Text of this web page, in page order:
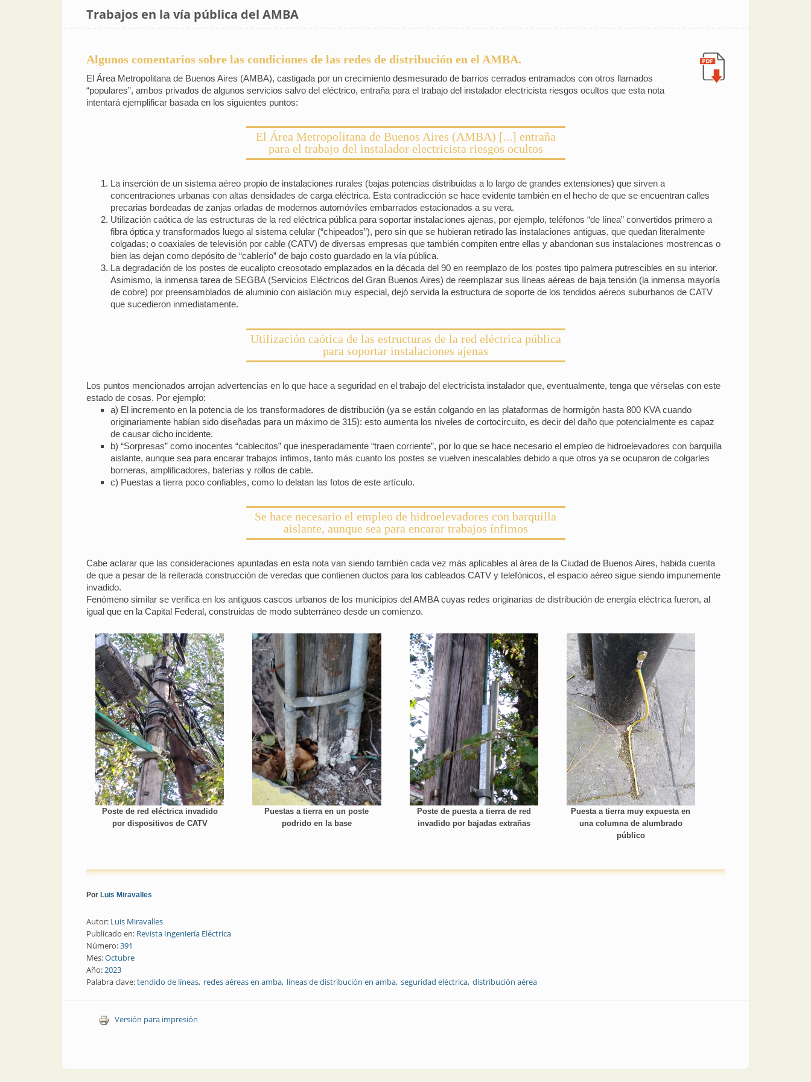
Trabajos en la vía pública del AMBA
Algunos comentarios sobre las condiciones de las redes de distribución en el AMBA.
El Área Metropolitana de Buenos Aires (AMBA), castigada por un crecimiento desmesurado de barrios cerrados entramados con otros llamados
“populares”, ambos privados de algunos servicios salvo del eléctrico, entraña para el trabajo del instalador electricista riesgos ocultos que esta nota
intentará ejemplificar basada en los siguientes puntos:
El Área Metropolitana de Buenos Aires (AMBA) [...] entraña
para el trabajo del instalador electricista riesgos ocultos
La inserción de un sistema aéreo propio de instalaciones rurales (bajas potencias distribuidas a lo largo de grandes extensiones) que sirven a
concentraciones urbanas con altas densidades de carga eléctrica. Esta contradicción se hace evidente también en el hecho de que se encuentran calles
precarias bordeadas de zanjas orladas de modernos automóviles embarrados estacionados a su vera.
Utilización caótica de las estructuras de la red eléctrica pública para soportar instalaciones ajenas, por ejemplo, teléfonos “de línea” convertidos primero a
fibra óptica y transformados luego al sistema celular (“chipeados”), pero sin que se hubieran retirado las instalaciones antiguas, que quedan literalmente
colgadas; o coaxiales de televisión por cable (CATV) de diversas empresas que también compiten entre ellas y abandonan sus instalaciones mostrencas o
bien las dejan como depósito de “cablerío” de bajo costo guardado en la vía pública.
La degradación de los postes de eucalipto creosotado emplazados en la década del 90 en reemplazo de los postes tipo palmera putrescibles en su interior.
Asimismo, la inmensa tarea de SEGBA (Servicios Eléctricos del Gran Buenos Aires) de reemplazar sus líneas aéreas de baja tensión (la inmensa mayoría
de cobre) por preensamblados de aluminio con aislación muy especial, dejó servida la estructura de soporte de los tendidos aéreos suburbanos de CATV
que sucedieron inmediatamente.
Utilización caótica de las estructuras de la red eléctrica pública
para soportar instalaciones ajenas
Los puntos mencionados arrojan advertencias en lo que hace a seguridad en el trabajo del electricista instalador que, eventualmente, tenga que vérselas con este
estado de cosas. Por ejemplo:
a) El incremento en la potencia de los transformadores de distribución (ya se están colgando en las plataformas de hormigón hasta 800 KVA cuando
originariamente habían sido diseñadas para un máximo de 315): esto aumenta los niveles de cortocircuito, es decir del daño que potencialmente es capaz
de causar dicho incidente.
b) “Sorpresas” como inocentes “cablecitos” que inesperadamente “traen corriente”, por lo que se hace necesario el empleo de hidroelevadores con barquilla
aislante, aunque sea para encarar trabajos ínfimos, tanto más cuanto los postes se vuelven inescalables debido a que otros ya se ocuparon de colgarles
borneras, amplificadores, baterías y rollos de cable.
c) Puestas a tierra poco confiables, como lo delatan las fotos de este artículo.
Se hace necesario el empleo de hidroelevadores con barquilla
aislante, aunque sea para encarar trabajos ínfimos
Cabe aclarar que las consideraciones apuntadas en esta nota van siendo también cada vez más aplicables al área de la Ciudad de Buenos Aires, habida cuenta
de que a pesar de la reiterada construcción de veredas que contienen ductos para los cableados CATV y telefónicos, el espacio aéreo sigue siendo impunemente
invadido.
Fenómeno similar se verifica en los antiguos cascos urbanos de los municipios del AMBA cuyas redes originarias de distribución de energía eléctrica fueron, al
igual que en la Capital Federal, construidas de modo subterráneo desde un comienzo.
Poste de red eléctrica invadido
por dispositivos de CATV
Puestas a tierra en un poste
podrido en la base
Poste de puesta a tierra de red
invadido por bajadas extrañas
Puesta a tierra muy expuesta en
una columna de alumbrado
público
Por Luis Miravalles
Autor: Luis Miravalles
Publicado en: Revista Ingeniería Eléctrica
Número:391
Mes:Octubre
Año:2023
Palabra clave:tendido de líneas redes aéreas en amba líneas de distribución en amba seguridad eléctrica distribución aérea
Versión para impresión